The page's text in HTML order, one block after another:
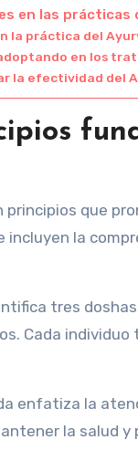
en las prácticas
la práctica del
en los
la efectividad del
que
la
tres
Cada
enfatiza la
la salud